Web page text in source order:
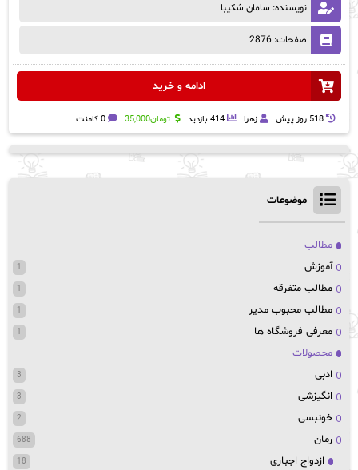
نویسنده: سامان شکیبا
صفحات: 2876
ادامه و خرید
518 روز پيش زهرا 414 بازدید تومان35,000 0 کامنت
موضوعات
مطالب
آموزش
1
مطالب متفرقه 1
مطالب محبوب مدیر 1
معرفی فروشگاه ها 1
محصولات
ادبی
3
انگیزشی 3
خونبسی 2
رمان 688
ازدواج اجباری 18